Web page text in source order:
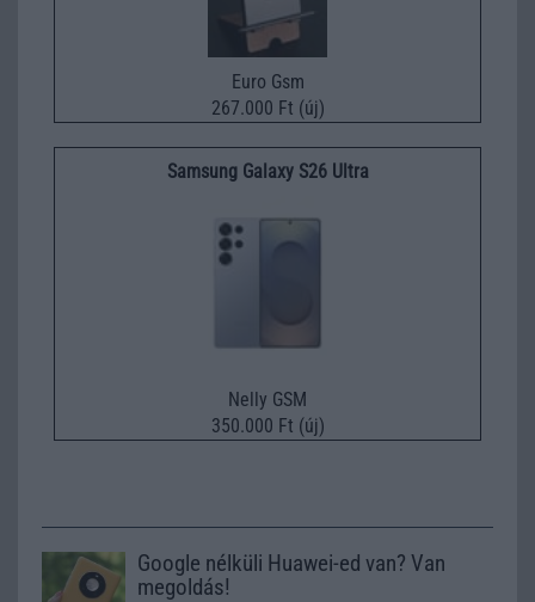
Euro Gsm
267.000 Ft (új)
Samsung Galaxy S26 Ultra
Nelly GSM
350.000 Ft (új)
Google nélküli Huawei-ed van? Van
megoldás!